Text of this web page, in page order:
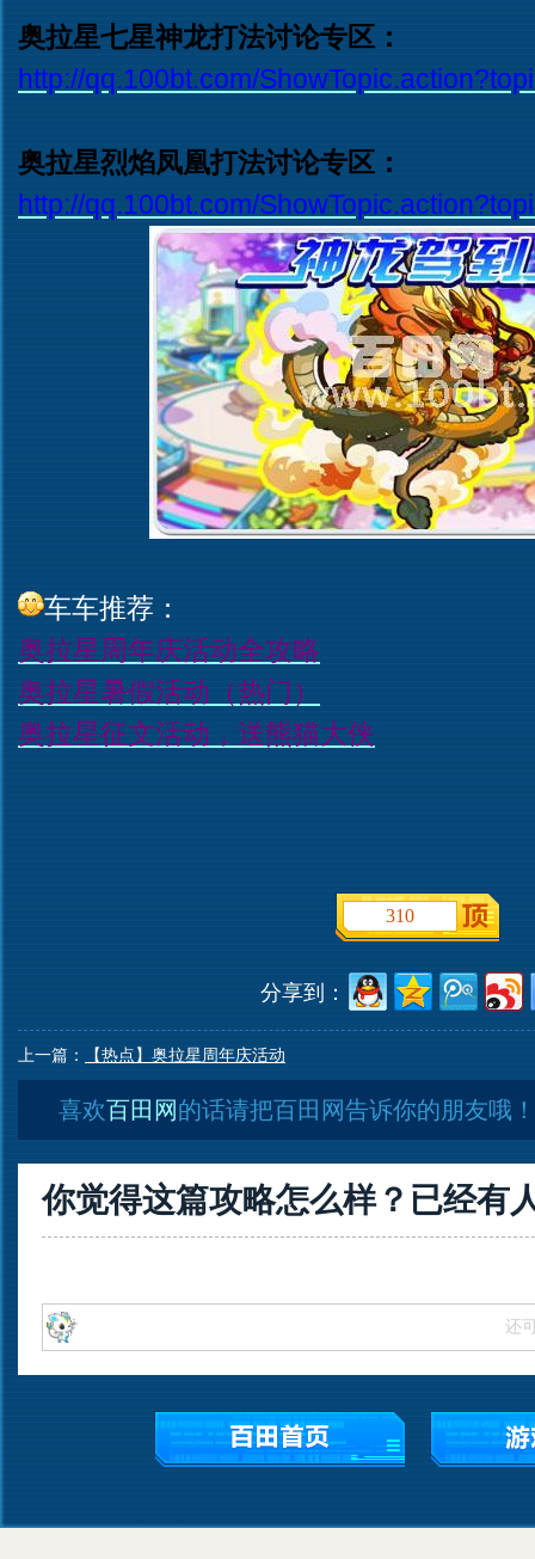
奥拉星七星神龙打法讨论专区：
http://qq.100bt.com/
奥拉星烈焰凤凰打法讨论专区：
http://qq.100bt.com/
车车推荐：
奥拉星周年庆活动全攻略
奥拉星暑假活动（热门）
奥拉星征文活动，送熊猫大侠
310
分享到：
上一篇： 【热点】奥拉星周年庆活动
喜欢百田网的话请把百田网告诉你的朋友哦
你觉得这篇攻略怎么样？已经有
还